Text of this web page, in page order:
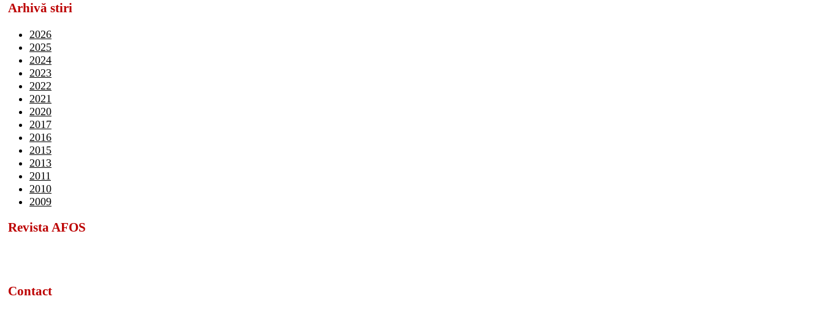
Arhivă stiri
2026
2025
2024
2023
2022
2021
2020
2017
2016
2015
2013
2011
2010
2009
Revista AFOS
Contact